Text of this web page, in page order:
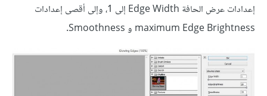
إعدادات عرض الحافة Edge Width إلى 1، وإلى أقصى إعدادات
maximum Edge Brightness و Smoothness.